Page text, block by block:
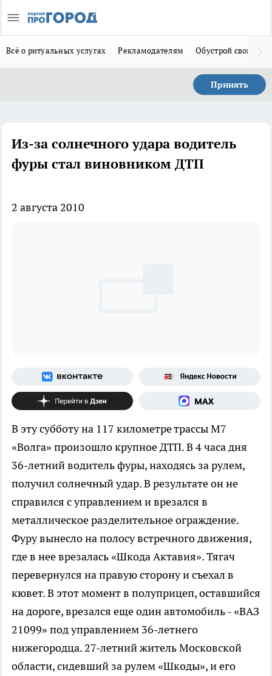
Всё о ритуальных услугах Рекламодателям Обустрой свой дом
Принять
Из-за солнечного удара водитель
фуры стал виновником ДТП
2 августа 2010
В эту субботу на 117 километре трассы М7
«Волга» произошло крупное ДТП. В 4 часа дня
36-летний водитель фуры, находясь за рулем,
получил солнечный удар. В результате он не
справился с управлением и врезался в
металлическое разделительное ограждение.
Фуру вынесло на полосу встречного движения,
где в нее врезалась «Шкода Актавия». Тягач
перевернулся на правую сторону и съехал в
кювет. В этот момент в полуприцеп, оставшийся
на дороге, врезался еще один автомобиль - «ВАЗ
21099» под управлением 36-летнего
нижегородца. 27-летний житель Московской
области, сидевший за рулем «Шкоды», и его